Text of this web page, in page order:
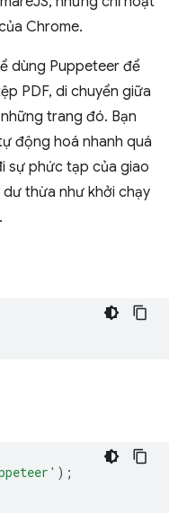
Chrome.
dùng Puppeteer để
PDF, di chuyển giữa
trang đó. Bạn
động hoá nhanh quá
sự phức tạp của giao
thừa như khởi chạy
);